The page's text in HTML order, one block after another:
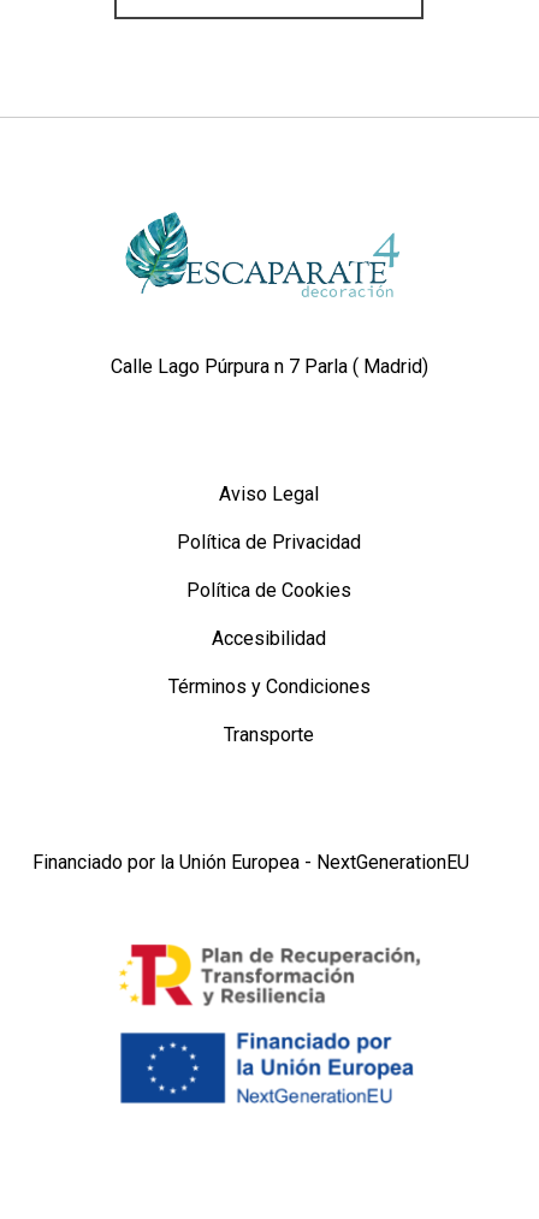
Calle Lago Púrpura n 7 Parla ( Madrid)
Aviso Legal
Política de Privacidad
Política de Cookies
Accesibilidad
Términos y Condiciones
Transporte
Financiado por la Unión Europea - NextGenerationEU